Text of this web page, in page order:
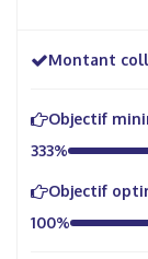
Montant
Objectif
333%
Objectif
100%